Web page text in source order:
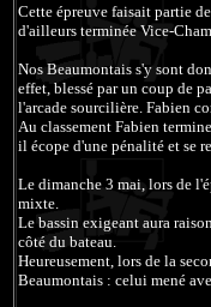
Cette épreuve faisait partie
d'ailleurs terminée Vice-
Nos Beaumontais s'y sont
effet, blessé par un coup de
l'arcade sourcilière. Fabien
Au classement Fabien
il écope d'une pénalité et se
Le dimanche 3 mai, lors de
mixte.
Le bassin exigeant aura
côté du bateau.
Heureusement, lors de la
Beaumontais : celui mené